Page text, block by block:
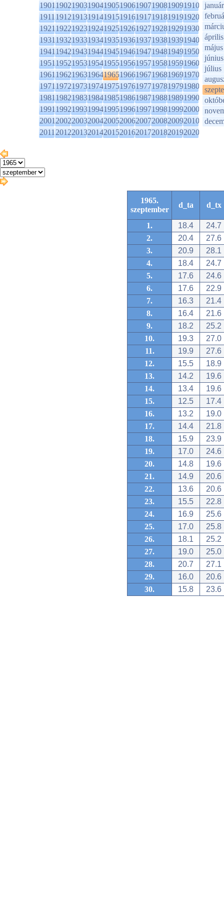
1901190219031904190519061907190819091910
1911191219131914191519161917191819191920
1921192219231924192519261927192819291930
1931193219331934193519361937193819391940
1941194219431944194519461947194819491950
1951195219531954195519561957195819591960
1961196219631964196519661967196819691970
1971197219731974197519761977197819791980
1981198219831984198519861987198819891990
1991199219931994199519961997199819992000
2001200220032004200520062007200820092010
2011201220132014201520162017201820192020
január
április
május
június
július
1965.
szeptember
d_ta d_tx
1. 18.4
24.7
2.
20.4
27.6
3.
20.9
28.1
4.
18.4
24.7
5.
17.6
24.6
6.
17.6
22.9
7.
16.3
21.4
8.
16.4
21.6
9.
18.2
25.2
10.
19.3
27.0
11.
19.9
27.6
12.
15.5
18.9
13.
14.2
19.6
14.
13.4
19.6
15.
12.5
17.4
16.
13.2
19.0
17.
14.4
21.8
18.
15.9
23.9
19.
17.0
24.6
20.
14.8
19.6
21.
14.9
20.6
22.
13.6
20.6
23.
15.5
22.8
24.
16.9
25.6
25.
17.0
25.8
26.
18.1
25.2
27.
19.0
25.0
28.
20.7
27.1
29.
16.0
20.6
30.
15.8 23.6